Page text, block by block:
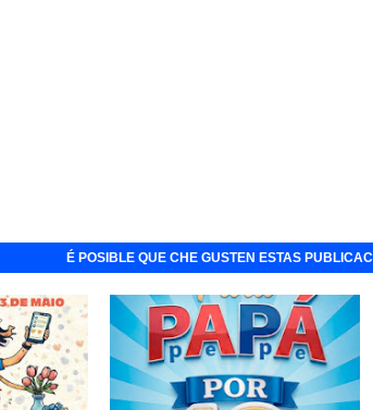
É POSIBLE QUE CHE GUSTEN ESTAS